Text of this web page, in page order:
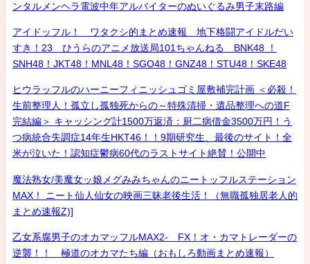
ンタルメンヘラ電波中年アルバイターのぬいぐるみ男子末路編
アイドッフル！ ワタクシ的まとめ速報 地下格闘アイドルだい
すき！23 ひうらのアニメ放送局101ちゃんねる BNK48 ！
SNH48！JKT48！MNL48！SGO48！GNZ48！STU48！SKE48
ヒウラッフルのハーニーフィニッシュゴミ屋敷補完計画 ＜必殺！
生前整理人！孤立し孤独死からの～特殊清掃・遺品整理への道F
完結編＞ キャッシング計1500万返済：厨二病借金3500万円！う
つ病統合失調症14年生HKT46！！9期研究生、最後のサイト！全
米が泣いた！認知症鬱病60代のラストサイト絶賛！公開中
魔法熟女/美魔女ッ娘メグみみちゃんのニートッフルステーション
MAX！ ニート仙人仙女の映画三昧老後生活！（無職孤独居老人的
まとめ速報Z)]
乙女系腐男子のオカマッフルMAX2- FX！オ・カマトレーダーの
逆襲！！ 極道のオカマたち編（おもしろ動画まとめ速報）